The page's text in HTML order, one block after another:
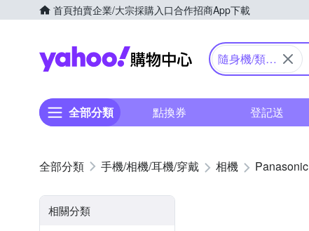
首頁拍賣企業/大宗採購入口合作招商App下載
Yahoo購物中心
隨身機/類單
全部分類 點換券 登記送
手機/相機/耳機/穿戴 相機 Panasonic
相關分類